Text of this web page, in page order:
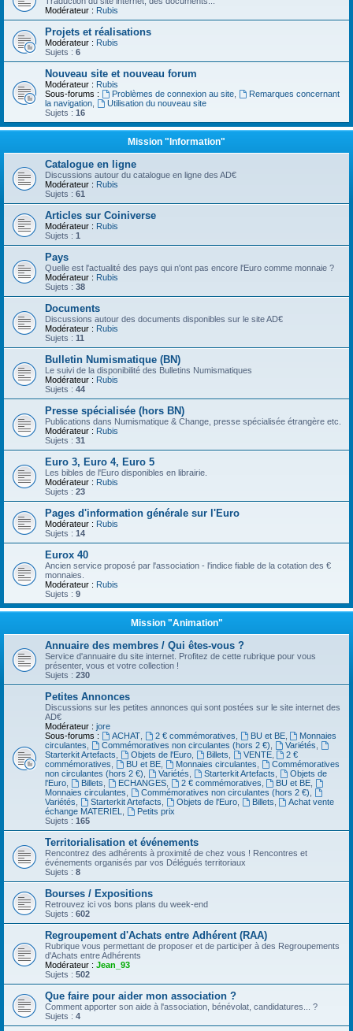
Modérateur : Rubis
Projets et réalisations
Modérateur : Rubis
Sujets : 6
Nouveau site et nouveau forum
Modérateur : Rubis
Sous-forums :
Problèmes de connexion au site,
Remarques concernant
la navigation
Utilisation du nouveau site
Sujets : 16
Mission "Information"
Catalogue en ligne
Discussions autour du catalogue en ligne des AD€
Modérateur : Rubis
Sujets : 61
Articles sur Coiniverse
Modérateur : Rubis
Sujets : 1
Pays
Quelle est l'actualité des pays qui n'ont pas encore l'Euro comme monnaie ?
Modérateur : Rubis
Sujets : 38
Documents
Discussions autour des documents disponibles sur le site AD€
Modérateur : Rubis
Sujets : 11
Bulletin Numismatique (BN)
Le suivi de la disponibilité des Bulletins Numismatiques
Modérateur : Rubis
Sujets : 44
Presse spécialisée (hors BN)
Publications dans Numismatique & Change, presse spécialisée étrangère etc.
Modérateur : Rubis
Sujets : 31
Euro 3, Euro 4, Euro 5
Les bibles de l'Euro disponibles en librairie.
Modérateur : Rubis
Sujets : 23
Pages d'information générale sur l'Euro
Modérateur : Rubis
Sujets : 14
Eurox 40
Ancien service proposé par l'association - l'indice fiable de la cotation des €
monnaies.
Modérateur : Rubis
Sujets : 9
Mission "Animation"
Annuaire des membres / Qui êtes-vous ?
Service d'annuaire du site internet. Profitez de cette rubrique pour vous
présenter, vous et votre collection !
Sujets : 230
Petites Annonces
Discussions sur les petites annonces qui sont postées sur le site internet des
AD€
Modérateur : jore
Sous-forums :
ACHAT, 2 € commémoratives BU et BE,
Monnaies
circulantes
Commémoratives non circulantes (hors 2 €) Variétés
Starterkit Artefacts
Objets de l'Euro, Billets VENTE,
2 €
commémoratives
BU et BE, Monnaies circulantes
Commémoratives
non circulantes (hors 2 €)
Variétés Starterkit Artefacts
Objets de
l'Euro
Billets ECHANGES, 2 € commémoratives BU et BE
Monnaies circulantes
Commémoratives non circulantes (hors 2 €)
Variétés
Starterkit Artefacts Objets de l'Euro, Billets
Achat vente
échange MATERIEL
Petits prix
Sujets : 165
Territorialisation et événements
Rencontrez des adhérents à proximité de chez vous ! Rencontres et
événements organisés par vos Délégués territoriaux
Sujets : 8
Bourses / Expositions
Retrouvez ici vos bons plans du week-end
Sujets : 602
Regroupement d'Achats entre Adhérent (RAA)
Rubrique vous permettant de proposer et de participer à des Regroupements
d'Achats entre Adhérents
Modérateur : Jean_93
Sujets : 502
Que faire pour aider mon association ?
Comment apporter son aide à l'association, bénévolat, candidatures... ?
Sujets : 4